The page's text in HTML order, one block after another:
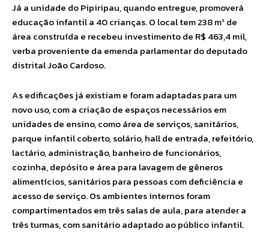
Já a unidade do Pipiripau, quando entregue, promoverá
educação infantil a 40 crianças. O local tem 238 m² de
área construída e recebeu investimento de R$ 463,4 mil,
verba proveniente da emenda parlamentar do deputado
distrital João Cardoso.
As edificações já existiam e foram adaptadas para um
novo uso, com a criação de espaços necessários em
unidades de ensino, como área de serviços, sanitários,
parque infantil coberto, solário, hall de entrada, refeitório,
lactário, administração, banheiro de funcionários,
cozinha, depósito e área para lavagem de gêneros
alimentícios, sanitários para pessoas com deficiência e
acesso de serviço. Os ambientes internos foram
compartimentados em três salas de aula, para atender a
três turmas, com sanitário adaptado ao público infantil.